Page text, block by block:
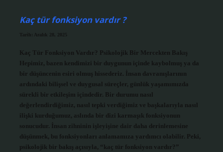
Kaç tür fonksiyon vardır ?
Tarih: Aralık 28, 2025
Kaç Tür Fonksiyon Vardır? Psikolojik Bir Mercekten Bakış
Hepimiz, bazen kendimizi bir duygunun içinde kaybolmuş ya da
bir düşüncenin esiri olmuş hissederiz. İnsan davranışlarının
ardındaki bilişsel ve duygusal süreçler, günlük yaşamımızda
sürekli bir etkileşim içindedir. Bir durumu nasıl
değerlendirdiğimiz, nasıl tepki verdiğimiz ve başkalarıyla nasıl
ilişki kurduğumuz, aslında bir dizi karmaşık fonksiyonun
sonucudur. İnsan zihninin işleyişine dair daha derinlemesine
düşünmek, bu fonksiyonları anlamamıza yardımcı olabilir. Peki,
psikolojik bir bakış açısıyla, “kaç tür fonksiyon vardır?”